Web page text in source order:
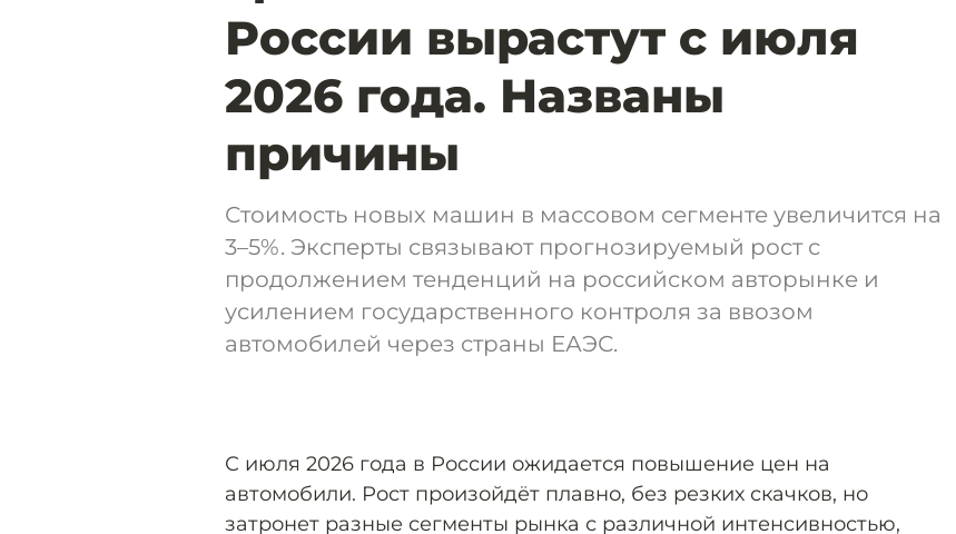
России вырастут с июля
2026 года. Названы
причины
Стоимость новых машин в массовом сегменте увеличится на
3–5%. Эксперты связывают прогнозируемый рост с
продолжением тенденций на российском авторынке и
усилением государственного контроля за ввозом
автомобилей через страны ЕАЭС.
С июля 2026 года в России ожидается повышение цен на
автомобили. Рост произойдёт плавно, без резких скачков, но
затронет разные сегменты рынка с различной интенсивностью,